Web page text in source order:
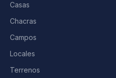
Casas
Chacras
Campos
Locales
Terrenos